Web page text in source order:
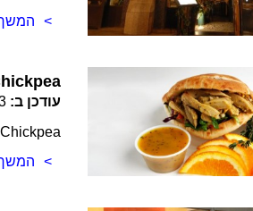
עודכן ב:
Chickpea היא רשת חומוסיות בבעלות ישראלית. יש לה מספר סניפים ברחבי העיר